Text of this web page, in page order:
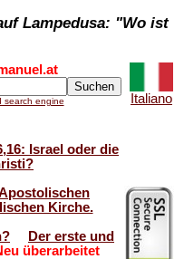
Lampedusa: "Wo ist
search engine Italiano
Israel oder die
Kirche.
Der erste und
überarbeitet